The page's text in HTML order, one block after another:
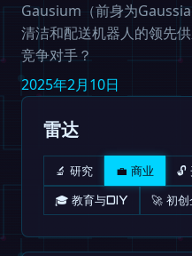
Gausium（前身为
清洁和配送机器人的领先
竞争对手？
2025年2月10日
雷达
🔬 研究 💼 商业 🔓
🎓 教育与DIY 🚀 初创